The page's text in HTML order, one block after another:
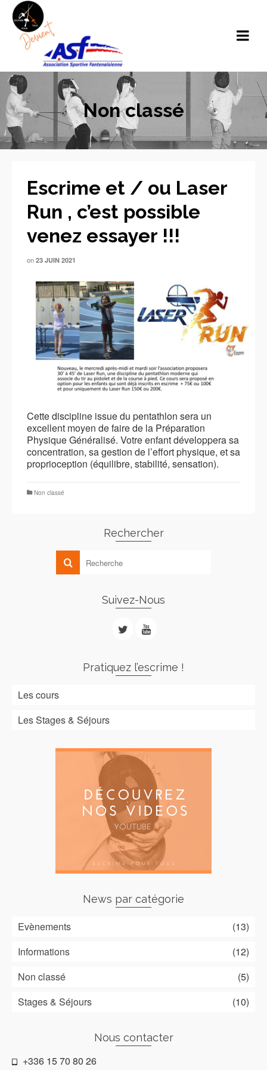
Non classé
Escrime et / ou Laser
Run , c’est possible
venez essayer !!!
on 23 JUIN 2021
Cette discipline issue du pentathlon sera un
excellent moyen de faire de la Préparation
Physique Généralisé. Votre enfant développera sa
concentration, sa gestion de l’effort physique, et sa
proprioception (équilibre, stabilité, sensation).
Non classé
Rechercher
Suivez-Nous
Pratiquez l’escrime !
Les cours
Les Stages & Séjours
News par catégorie
Evènements
(13)
Informations
(12)
Non classé
(5)
Stages & Séjours
(10)
Nous contacter
+336 15 70 80 26